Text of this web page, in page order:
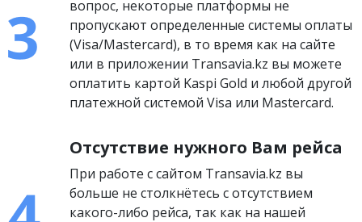
вопрос, некоторые платформы не
пропускают определенные системы оплаты
(Visa/Mastercard), в то время как на сайте
или в приложении Transavia.kz вы можете
оплатить картой Kaspi Gold и любой другой
платежной системой Visa или Mastercard.
Отсутствие нужного Вам рейса
При работе с сайтом Transavia.kz вы
больше не столкнётесь с отсутствием
какого-либо рейса, так как на нашей